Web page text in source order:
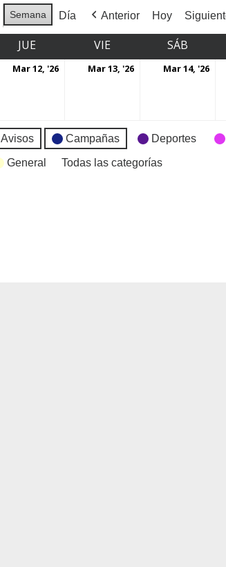
Semana Día Anterior Hoy
JUE VIE SÁB
Mar 12, '26 Mar 13, '26 Mar 14, '26
Avisos Campañas Deportes
General Todas las categorías